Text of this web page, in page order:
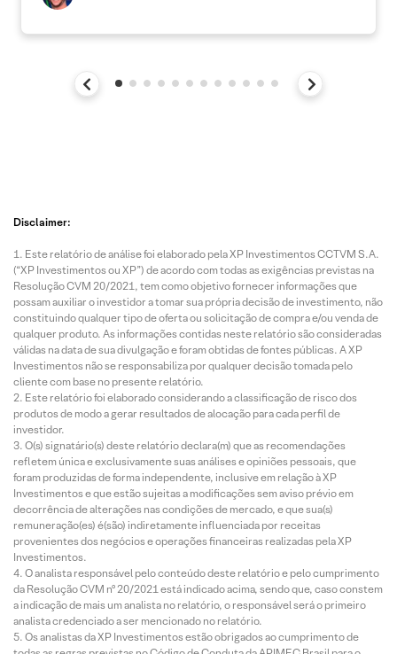
Disclaimer:
Este relatório de análise foi elaborado pela XP Investimentos CCTVM S.A.
(“XP Investimentos ou XP”) de acordo com todas as exigências previstas na
Resolução CVM 20/2021, tem como objetivo fornecer informações que
possam auxiliar o investidor a tomar sua própria decisão de investimento, não
constituindo qualquer tipo de oferta ou solicitação de compra e/ou venda de
qualquer produto. As informações contidas neste relatório são consideradas
válidas na data de sua divulgação e foram obtidas de fontes públicas. A XP
Investimentos não se responsabiliza por qualquer decisão tomada pelo
cliente com base no presente relatório.
Este relatório foi elaborado considerando a classificação de risco dos
produtos de modo a gerar resultados de alocação para cada perfil de
investidor.
O(s) signatário(s) deste relatório declara(m) que as recomendações
refletem única e exclusivamente suas análises e opiniões pessoais, que
foram produzidas de forma independente, inclusive em relação à XP
Investimentos e que estão sujeitas a modificações sem aviso prévio em
decorrência de alterações nas condições de mercado, e que sua(s)
remuneração(es) é(são) indiretamente influenciada por receitas
provenientes dos negócios e operações financeiras realizadas pela XP
Investimentos.
O analista responsável pelo conteúdo deste relatório e pelo cumprimento
da Resolução CVM nº 20/2021 está indicado acima, sendo que, caso constem
a indicação de mais um analista no relatório, o responsável será o primeiro
analista credenciado a ser mencionado no relatório.
Os analistas da XP Investimentos estão obrigados ao cumprimento de